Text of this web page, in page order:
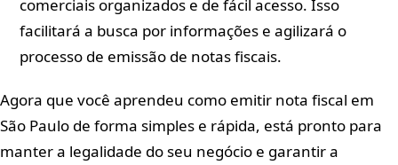
comerciais organizados e de fácil acesso. Isso
facilitará a busca por informações e agilizará o
processo de emissão de notas fiscais.
Agora que você aprendeu como emitir nota fiscal em
São Paulo de forma simples e rápida, está pronto para
manter a legalidade do seu negócio e garantir a